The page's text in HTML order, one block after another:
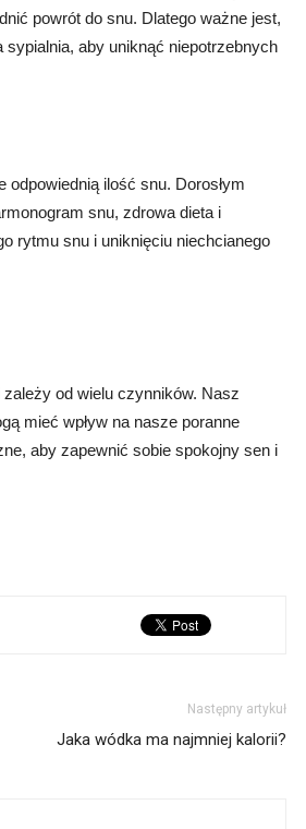
powrót do snu. Dlatego ważne jest,
aby uniknąć niepotrzebnych
ilość snu. Dorosłym
snu, zdrowa dieta i
rytmu snu i uniknięciu niechcianego
od wielu czynników. Nasz
mieć wpływ na nasze poranne
aby zapewnić sobie spokojny sen i
Następny artykuł
Jaka wódka ma najmniej kalorii?